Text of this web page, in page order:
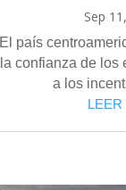
Sep
El país
la confianza de los
a los
LEER